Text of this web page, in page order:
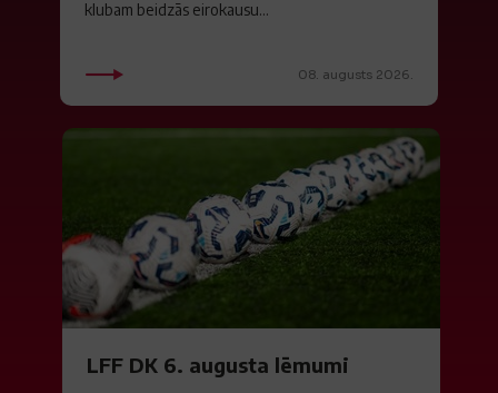
klubam beidzās eirokausu...
08. augusts 2026.
LFF DK 6. augusta lēmumi